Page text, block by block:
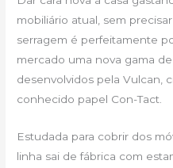
mobiliário atual, sem
serragem é perfeitamente
mercado uma nova gama
desenvolvidos pela Vulcan,
conhecido papel Con-Tact.
Estudada para cobrir dos
linha sai de fábrica com